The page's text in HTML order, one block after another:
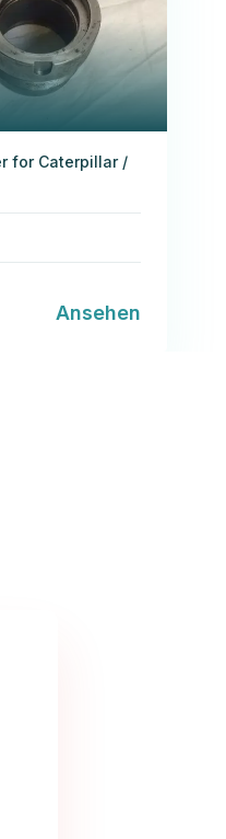
for Caterpillar /
Ansehen